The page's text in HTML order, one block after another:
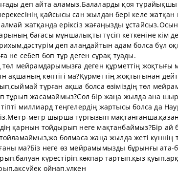
деп айта аламыз.Балаларды қоя
қайсысы сан жылдан бері келе
жатқанда еріксіз жағаңызды
бағасы мұншалықты түсіп кеткеніне кім
деп алаңдайтын адам болса бұл
не себеп боп тұр деген сұрақ туады.
төл мейрамдарымызға деген құрметтің
ақшаның көптігі ма?Құрметтің жоқтығынан
тұрған ақша болса өзіміздің төл
тұрып жасамаймыз?Сол бір жаңа жылда ана
миллиард теңгелердің жартысы болса да
метр шырша тұрғызып
қарнын тойдырып неге мақтанбаймыз?Бір
болмаса жаңа жылда жеті
ма?Біз неге өз мейрамымызды бұрынғы ата-
күрестіріп,көкпар тартып,қыз
ойнап,үлкен